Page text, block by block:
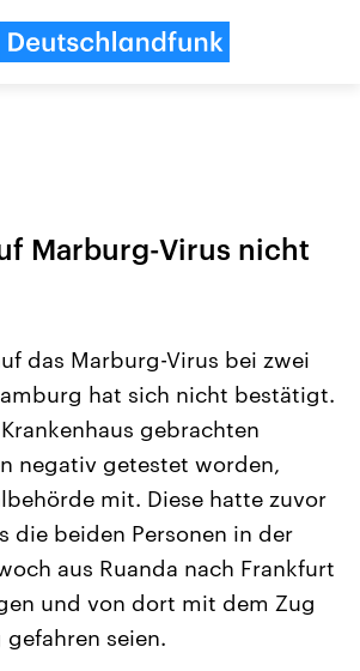
Anhalt
am 6.
neuen
wird das
Koalition aus
Berichte
den Parteien
anstehenden
USA
Aktuelle Beiträge,
Hintergründe
Wirtschaftlich und
gehören die Vereinigten
den mächtigsten Ländern
mit großem Einfluss auf
Programm Podcasts
Marburg-Virus nicht
das Marburg-Virus bei zwei
hat sich nicht bestätigt.
gebrachten
negativ getestet worden,
mit. Diese hatte zuvor
die beiden Personen in der
aus Ruanda nach Frankfurt
und von dort mit dem Zug
seien.